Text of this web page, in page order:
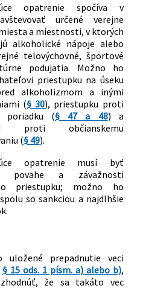
niektorých opatreniach
s prijatím Civilného
poriadku, Civilného
poriadku a Správneho
poriadku a o zmene a doplnení
zákonov
sa dopĺňa zákon č.
z. o cestnej premávke a o
doplnení niektorých zákonov
predpisov a ktorým
zákon Slovenskej národnej
1990 Zb. o priestupkoch v
predpisov
registri partnerov verejného
a o zmene a doplnení
zákonov
a doplnení niektorých zákonov
neskorších predpisov a ktorým
a dopĺňajú niektoré zákony
sa mení a dopĺňa zákon
opatrenie spočíva v
určené verejne
a miestnosti, v ktorých
alkoholické nápoje alebo
telovýchovné, športové
podujatia. Možno ho
priestupku na úseku
alkoholizmom a inými
(§ 30), priestupku proti
poriadku (§ 47 a 48) a
proti občianskemu
(§ 49).
opatrenie musí byť
povahe a závažnosti
priestupku; možno ho
so sankciou a najdlhšie
uložené prepadnutie veci
§ 15 ods. 1 písm. a) alebo b),
že sa takáto vec